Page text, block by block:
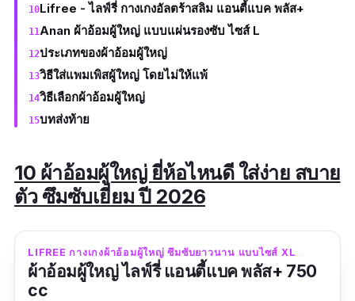
Lifree - ไลฟ์รี่ กางเกงอัลตร้าสลิม แอนตี้แบค พลัส+
Anan ผ้าอ้อมผู้ใหญ่ แบบแผ่นรองซับ ไซส์ L
ประเภทของผ้าอ้อมผู้ใหญ่
วิธีใส่แพมเพิสผู้ใหญ่ โดยไม่ให้แพ้
วิธีเลือกผ้าอ้อมผู้ใหญ่
บทส่งท้าย
10 ผ้าอ้อมผู้ใหญ่ ยี่ห้อไหนดี ใส่ง่าย สบาย
ตัว ซึมซับเยี่ยม ปี 2026
LIFREE กางเกงผ้าอ้อมผู้ใหญ่ ซึมซับยาวนาน แบบไซส์ XL
ผ้าอ้อมผู้ใหญ่ ไลฟ์รี่ แอนตี้แบค พลัส+ 750
cc